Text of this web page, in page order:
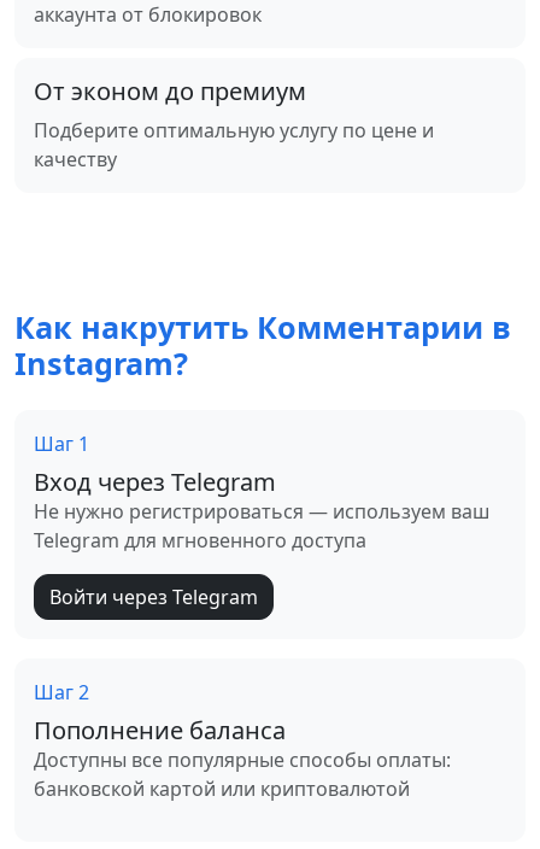
аккаунта от блокировок
От эконом до премиум
Подберите оптимальную услугу по цене и
качеству
Как накрутить Комментарии в
Instagram?
Шаг 1
Вход через Telegram
Не нужно регистрироваться — используем ваш
Telegram для мгновенного доступа
Войти через Telegram
Шаг 2
Пополнение баланса
Доступны все популярные способы оплаты:
банковской картой или криптовалютой